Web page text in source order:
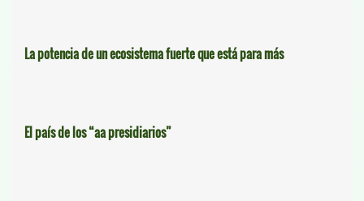
La potencia de un ecosistema fuerte que está para más
El país de los “aa presidiarios”